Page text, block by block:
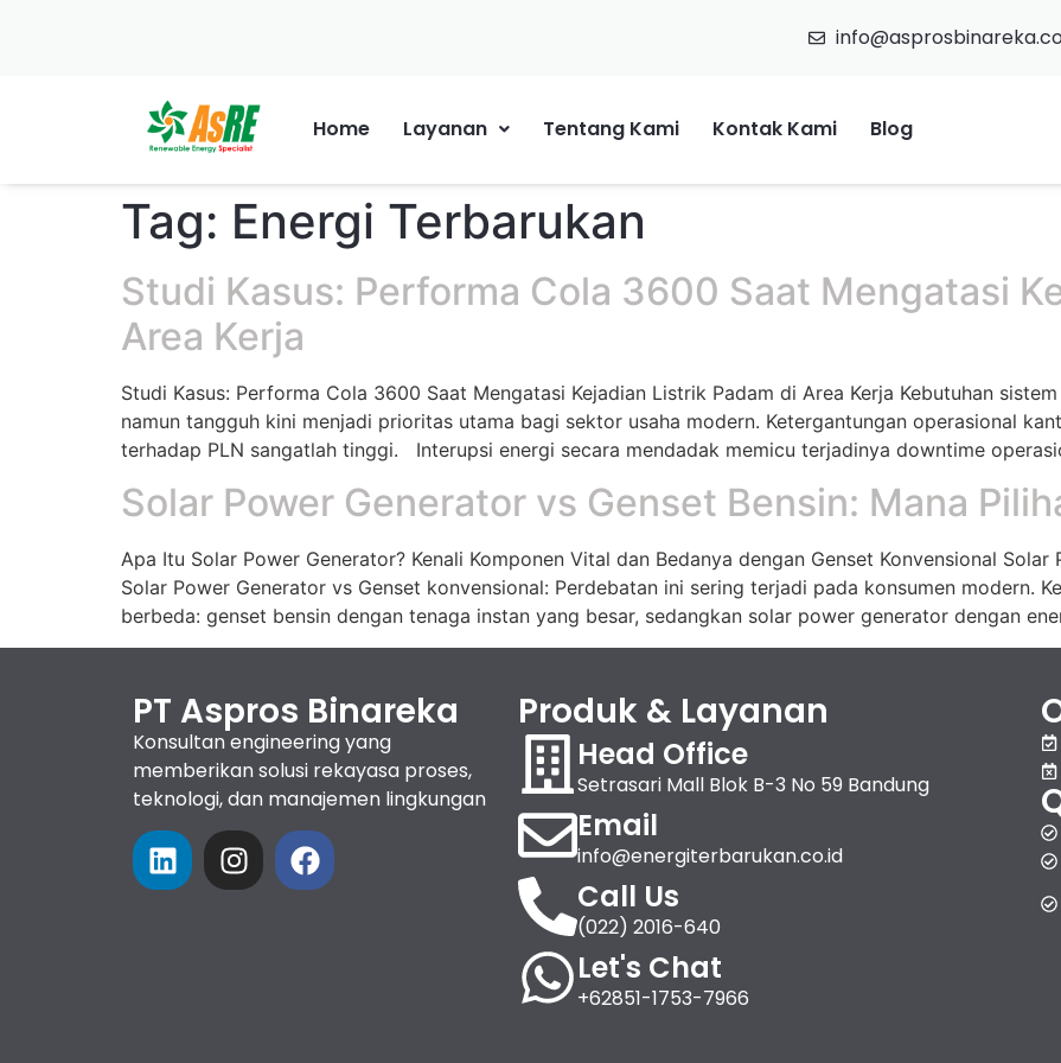
Home Layanan Tentang Kami Kontak Kami Blog
Tag: Energi Terbarukan
Studi Kasus: Performa Cola 3600 Saat Mengatasi
Area Kerja
Studi Kasus: Performa Cola 3600 Saat Mengatasi Kejadian Listrik Padam di Area Kerja Kebutuhan
namun tangguh kini menjadi prioritas utama bagi sektor usaha modern. Ketergantungan operasional
terhadap PLN sangatlah tinggi. Interupsi energi secara mendadak memicu terjadinya downtime
Solar Power Generator vs Genset Bensin: Mana
Apa Itu Solar Power Generator? Kenali Komponen Vital dan Bedanya dengan Genset Konvensional
Solar Power Generator vs Genset konvensional: Perdebatan ini sering terjadi pada konsumen modern.
berbeda: genset bensin dengan tenaga instan yang besar, sedangkan solar power generator dengan
PT Aspros Binareka
Konsultan engineering yang
memberikan solusi rekayasa proses,
teknologi, dan manajemen lingkungan
Produk & Layanan
Head Office
Setrasari Mall Blok B-3 No 59 Bandung
Email
info@energiterbarukan.co.id
Call Us
(022) 2016-640
Let's Chat
+62851-1753-7966